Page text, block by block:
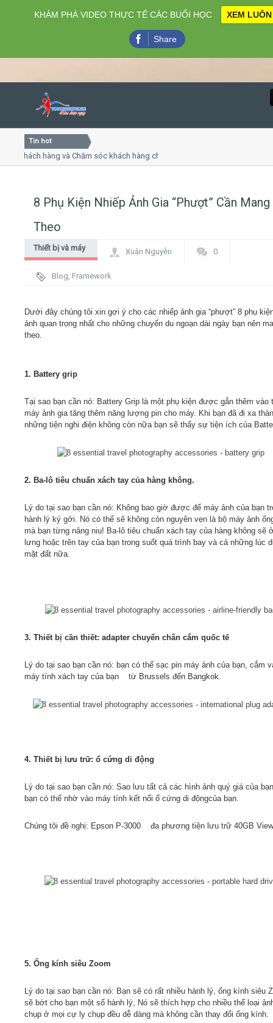
Close
Home
Kiến thức
Tìm kiếm
Tin hot
hàng và Chăm sóc khách hàng chuyên nghiệp
8 Phụ Kiện Nhiếp Ảnh Gia “Phượt” Cần Mang
Theo
Thiết bị và máy
Xuân Nguyễn 0
Blog, Framework
Dưới đây chúng tôi xin gợi ý cho các nhiếp ảnh gia “phượt” 8 phụ
ảnh quan trọng nhất cho những chuyến du ngoạn dài ngày bạn nên
theo​​.
1. Battery grip
Tại sao bạn cần nó: Battery Grip là một phụ kiện được gắn thêm vào
máy ảnh gia tăng thêm năng lượng pin cho máy. Khi bạn đã đi xa
những tiện nghi điện không còn nữa bạn sẽ thấy sự tiện ích của
2. Ba-lô tiêu chuẩn xách tay của hàng không.
Lý do tại sao bạn cần nó: Không bao giờ được để máy ảnh của bạn
hành lý ký gởi. Nó có thể sẽ không còn nguyên vẹn là bộ máy ảnh
mà bạn từng nâng niu! Ba-lô tiêu chuẩn xách tay của hàng không sẽ
lưng hoặc trên tay của bạn trong suốt quá trình bay và cả những lúc
mặt đất nữa.
3. Thiết bị cần thiết: adapter chuyển chân cắm quốc tế
Lý do tại sao bạn cần nó: bạn có thể sạc pin máy ảnh của bạn, cắm
máy tính xách tay của bạn từ Brussels đến Bangkok.
4. Thiết bị lưu trữ: ổ cứng di động
Lý do tại sao bạn cần nó: Sao lưu tất cả các hình ảnh quý giá của
bạn có thể nhờ vào máy tính kết nối ổ cứng di độngcủa bạn.
Chúng tôi đề nghị: Epson P-3000 đa phương tiện lưu trữ 40GB
5. Ống kính siêu Zoom
Lý do tại sao bạn cần nó: Bạn sẽ có rất nhiều hành lý, ống kính siêu
sẽ bớt cho bạn một số hành lý, Nó sẽ thích hợp cho nhiều thể loại
chụp ở mọi cự ly chụp đều dễ dàng mà không cần thay đổi ống kính.
KHÁM PHÁ VIDEO THỰC TẾ CÁC BUỔI HỌC XEM LUÔN
Share